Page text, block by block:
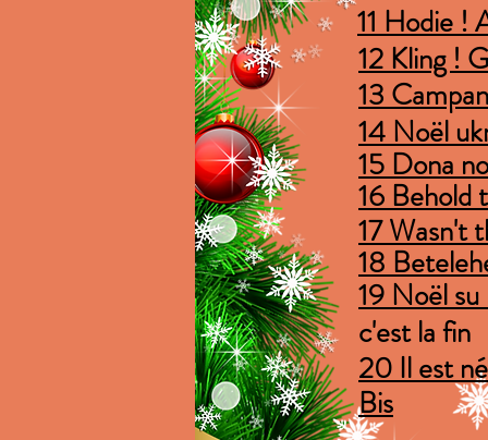
11 Hodie !
12 Kling !
13
14 Noël
15 Dona
16 Behold
17 Wasn't
18
19 Noël
c'est la fin
20 Il est
Bis